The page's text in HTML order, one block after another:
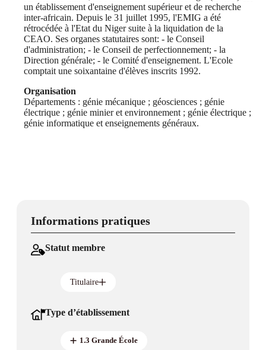
un établissement d'enseignement supérieur et de recherche
inter-africain. Depuis le 31 juillet 1995, l'EMIG a été
rétrocédée à l'Etat du Niger suite à la liquidation de la
CEAO. Ses organes statutaires sont: - le Conseil
d'administration; - le Conseil de perfectionnement; - la
Direction générale; - le Comité d'enseignement. L'Ecole
comptait une soixantaine d'élèves inscrits 1992.
Organisation
Départements : génie mécanique ; géosciences ; génie
électrique ; génie minier et environnement ; génie électrique ;
génie informatique et enseignements généraux.
Informations pratiques
Statut membre
Titulaire
Type d’établissement
1.3 Grande École